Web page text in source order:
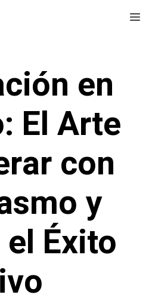
en
El Arte
con
y
Éxito